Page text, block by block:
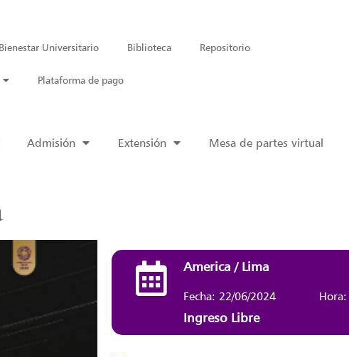
Bienestar Universitario Biblioteca Repositorio
Plataforma de pago
Admisión Extensión Mesa de partes virtual
America / Lima
Fecha: 22/06/2024
Ingreso Libre